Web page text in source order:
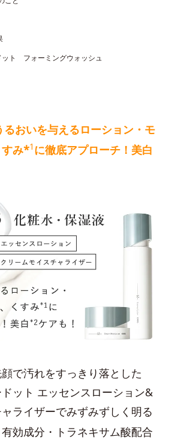
ト フォーミングウォッシュ
るおいを与えるローション・モ
み*1 に徹底アプローチ！美白
で汚れをすっきり落とした
ット エッセンスローション&
ライザーでみずみずしく明る
効成分・トラネキサム酸配合